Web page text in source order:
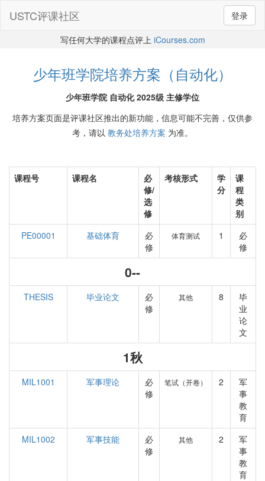
登录
USTC评课社区
写任何大学的课程点评上 iCourses.com
少年班学院培养方案（自动化）
少年班学院 自动化 2025级 主修学位
培养方案页面是评课社区推出的新功能，信息可能不完善，仅供参
考，请以 教务处培养方案 为准。
课程号 课程名
必
修/
选
修
考核形式
学
分
课
程
类
别
PE00001
基础体育
必
修
体育测试 1
必
修
0--
THESIS 毕业论文
必
修
其他 8
毕
业
论
文
1秋
MIL1001 军事理论
必
修
笔试（开卷） 2
军
事
教
育
MIL1002
军事技能
必
修
其他 2
军
事
教
育